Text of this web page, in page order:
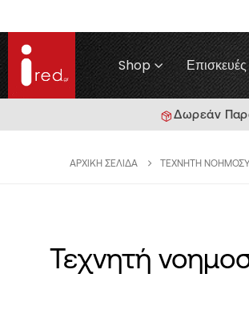
Shop Επισκευές
Δωρεάν
ΑΡΧΙΚΉ ΣΕΛΊΔΑ ΤΕΧΝΗΤΉ
Τεχνητή